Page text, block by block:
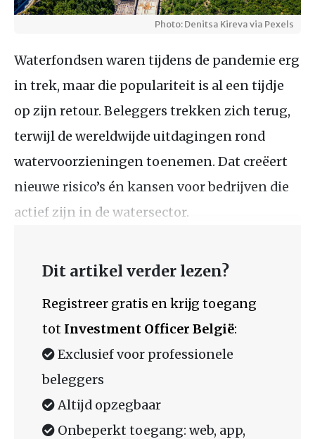
Photo: Denitsa Kireva via Pexels
Waterfondsen waren tijdens de pandemie erg
in trek, maar die populariteit is al een tijdje
op zijn retour. Beleggers trekken zich terug,
terwijl de wereldwijde uitdagingen rond
watervoorzieningen toenemen. Dat creëert
nieuwe risico’s én kansen voor bedrijven die
actief zijn in de watersector.
Dit artikel verder lezen?
Registreer gratis en krijg toegang
tot Investment Officer België:
Exclusief voor professionele
beleggers
Altijd opzegbaar
Onbeperkt toegang: web, app,